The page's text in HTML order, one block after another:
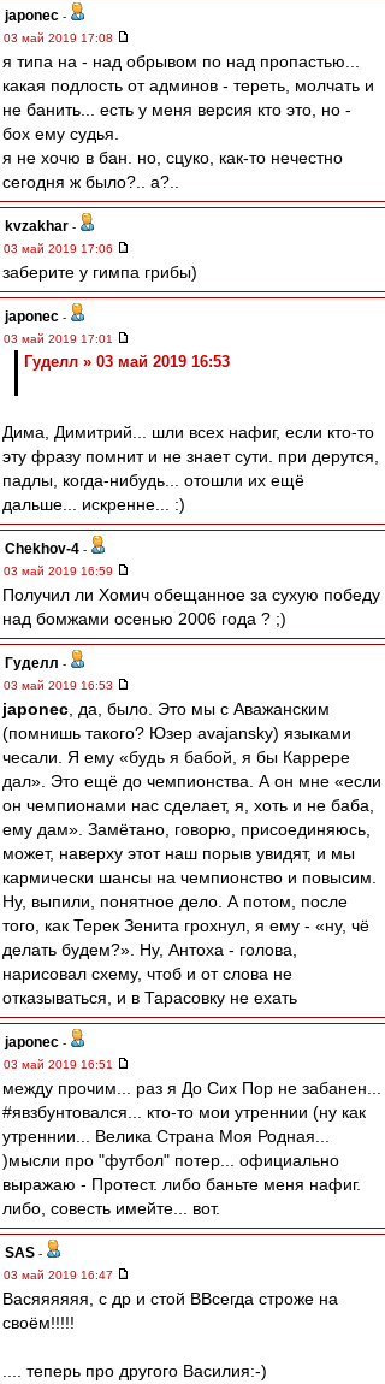
japonec -
03 май 2019 17:08
я типа на - над обрывом по над пропастью...
какая подлость от админов - тереть, молчать и
не банить... есть у меня версия кто это, но -
бох ему судья.
я не хочю в бан. но, сцуко, как-то нечестно
сегодня ж было?.. а?..
kvzakhar -
03 май 2019 17:06
заберите у гимпа грибы)
japonec -
03 май 2019 17:01
Гуделл » 03 май 2019 16:53
Дима, Димитрий... шли всех нафиг, если кто-то
эту фразу помнит и не знает сути. при дерутся,
падлы, когда-нибудь... отошли их ещё
дальше... искренне... :)
Chekhov-4 -
03 май 2019 16:59
Получил ли Хомич обещанное за сухую победу
над бомжами осенью 2006 года ? ;)
Гуделл -
03 май 2019 16:53
japonec , да, было. Это мы с Аважанским
(помнишь такого? Юзер avajansky) языками
чесали. Я ему «будь я бабой, я бы Каррере
дал». Это ещё до чемпионства. А он мне «если
он чемпионами нас сделает, я, хоть и не баба,
ему дам». Замётано, говорю, присоединяюсь,
может, наверху этот наш порыв увидят, и мы
кармически шансы на чемпионство и повысим.
Ну, выпили, понятное дело. А потом, после
того, как Терек Зенита грохнул, я ему - «ну, чё
делать будем?». Ну, Антоха - голова,
нарисовал схему, чтоб и от слова не
отказываться, и в Тарасовку не ехать
japonec -
03 май 2019 16:51
между прочим... раз я До Сих Пор не забанен...
#явзбунтовался... кто-то мои утреннии (ну как
утреннии... Велика Страна Моя Родная...
)мысли про "футбол" потер... официально
выражаю - Протест. либо баньте меня нафиг.
либо, совесть имейте... вот.
SAS -
03 май 2019 16:47
Васяяяяяя, с др и стой ВВсегда строже на
своём!!!!!
.... теперь про другого Василия:-)